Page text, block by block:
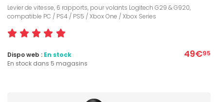
Levier de vitesse, 6 rapports, pour volants Logitech G29 & G920,
compatible PC / PS4 / PS5 / Xbox One / Xbox Series
49€95
Dispo web : En stock
En stock dans 5 magasins